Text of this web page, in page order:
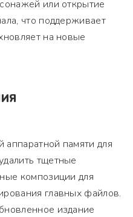
или открытие
что поддерживает
на новые
памяти для
тщетные
композиции для
главных файлов.
издание